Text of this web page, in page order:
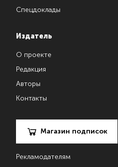
Спецдоклады
Издатель
О проекте
Редакция
Авторы
Контакты
Магазин подписок
Рекламодателям